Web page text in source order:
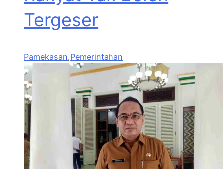
Tergeser
Pamekasan,Pemerintahan